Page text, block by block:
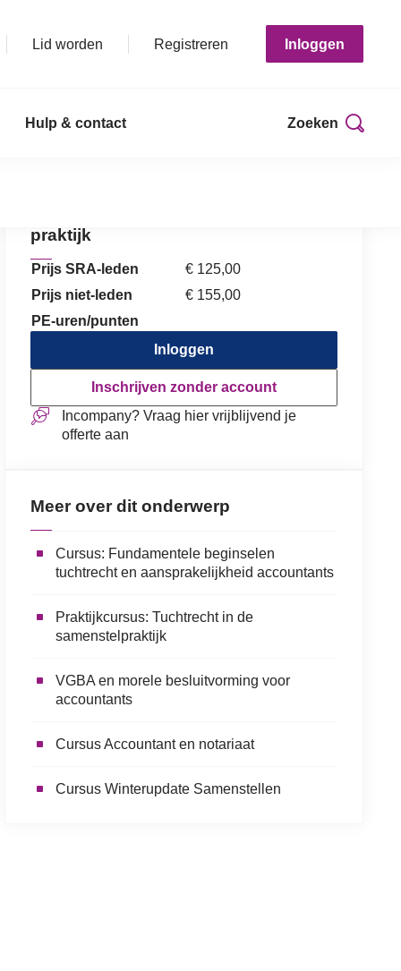
Lid worden Registreren Inloggen
Hulp & contact Zoeken
praktijk
Prijs SRA-leden
€ 125,00
Prijs niet-leden
€ 155,00
PE-uren/punten
Inloggen
Inschrijven zonder account
Incompany? Vraag hier vrijblijvend je
offerte aan
Meer over dit onderwerp
Cursus: Fundamentele beginselen
tuchtrecht en aansprakelijkheid accountants
Praktijkcursus: Tuchtrecht in de
samenstelpraktijk
VGBA en morele besluitvorming voor
accountants
Cursus Accountant en notariaat
Cursus Winterupdate Samenstellen